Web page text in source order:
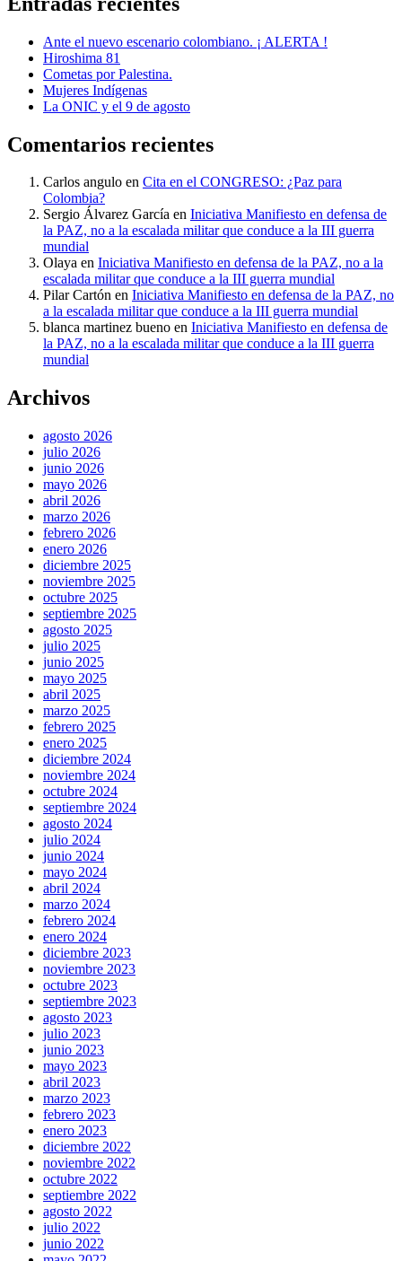
Ante el nuevo escenario colombiano. ¡ ALERTA !
Hiroshima 81
Cometas por Palestina.
Mujeres Indígenas
La ONIC y el 9 de agosto
Comentarios recientes
Carlos angulo en Cita en el CONGRESO: ¿Paz para
Colombia?
Sergio Álvarez García en Iniciativa Manifiesto en defensa de
la PAZ, no a la escalada militar que conduce a la III guerra
mundial
Olaya en Iniciativa Manifiesto en defensa de la PAZ, no a la
escalada militar que conduce a la III guerra mundial
Pilar Cartón en Iniciativa Manifiesto en defensa de la PAZ, no
a la escalada militar que conduce a la III guerra mundial
blanca martinez bueno en Iniciativa Manifiesto en defensa de
la PAZ, no a la escalada militar que conduce a la III guerra
mundial
Archivos
agosto 2026
julio 2026
junio 2026
mayo 2026
abril 2026
marzo 2026
febrero 2026
enero 2026
diciembre 2025
noviembre 2025
octubre 2025
septiembre 2025
agosto 2025
julio 2025
junio 2025
mayo 2025
abril 2025
marzo 2025
febrero 2025
enero 2025
diciembre 2024
noviembre 2024
octubre 2024
septiembre 2024
agosto 2024
julio 2024
junio 2024
mayo 2024
abril 2024
marzo 2024
febrero 2024
enero 2024
diciembre 2023
noviembre 2023
octubre 2023
septiembre 2023
agosto 2023
julio 2023
junio 2023
mayo 2023
abril 2023
marzo 2023
febrero 2023
enero 2023
diciembre 2022
noviembre 2022
octubre 2022
septiembre 2022
agosto 2022
julio 2022
junio 2022